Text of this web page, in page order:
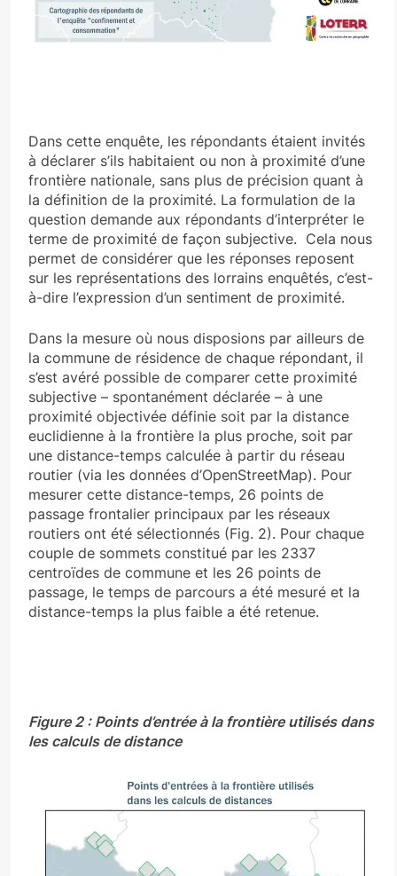
Dans cette enquête, les répondants étaient invités
à déclarer s’ils habitaient ou non à proximité d’une
frontière nationale, sans plus de précision quant à
la définition de la proximité. La formulation de la
question demande aux répondants d’interpréter le
terme de proximité de façon subjective. Cela nous
permet de considérer que les réponses reposent
sur les représentations des lorrains enquêtés, c’est-
à-dire l’expression d’un sentiment de proximité.
Dans la mesure où nous disposions par ailleurs de
la commune de résidence de chaque répondant, il
s’est avéré possible de comparer cette proximité
subjective – spontanément déclarée – à une
proximité objectivée définie soit par la distance
euclidienne à la frontière la plus proche, soit par
une distance-temps calculée à partir du réseau
routier (via les données d’OpenStreetMap). Pour
mesurer cette distance-temps, 26 points de
passage frontalier principaux par les réseaux
routiers ont été sélectionnés (Fig. 2). Pour chaque
couple de sommets constitué par les 2337
centroïdes de commune et les 26 points de
passage, le temps de parcours a été mesuré et la
distance-temps la plus faible a été retenue.
Figure 2 : Points d’entrée à la frontière utilisés dans
les calculs de distance